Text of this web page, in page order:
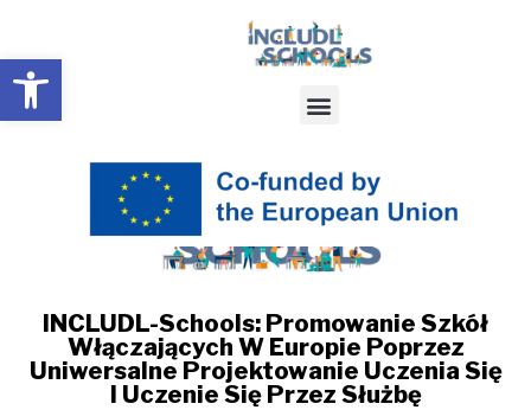
Open toolbar
INCLUDL-Schools: Promowanie Szkół
Włączających W Europie Poprzez
Uniwersalne Projektowanie Uczenia Się
I Uczenie Się Przez Służbę